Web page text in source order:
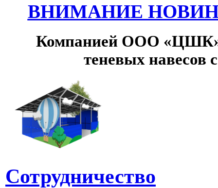
ВНИМАНИЕ
Компанией ООО «ЦШК»
теневых навесов
Сотрудничество